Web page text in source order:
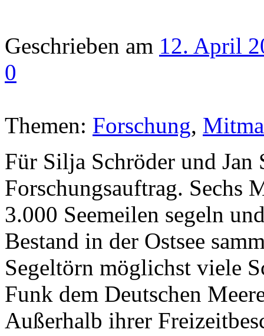
Geschrieben am 12. April
0
Themen: Forschung,
Für Silja Schröder und
Forschungsauftrag. Sechs
3.000 Seemeilen segeln
Bestand in der Ostsee
Segeltörn möglichst viele
Funk dem Deutschen
Außerhalb ihrer